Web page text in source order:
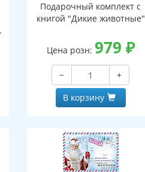
Подарочный комплект с
книгой "Дикие животные"
Цена розн: 979 ₽
−
+
В корзину